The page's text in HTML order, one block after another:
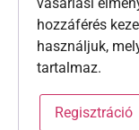
hozzáférés
használjuk,
tartalmaz.
Regisztráció